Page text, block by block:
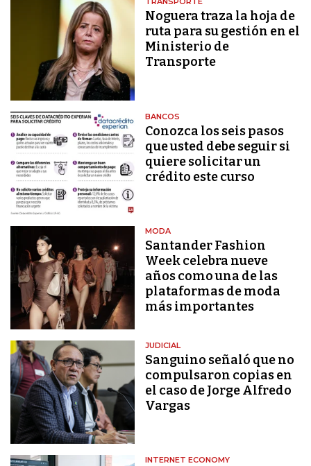
Noguera traza la hoja de
ruta para su gestión en el
Ministerio de
Transporte
BANCOS
Conozca los seis pasos
que usted debe seguir si
quiere solicitar un
crédito este curso
MODA
Santander Fashion
Week celebra nueve
años como una de las
plataformas de moda
más importantes
JUDICIAL
Sanguino señaló que no
compulsaron copias en
el caso de Jorge Alfredo
Vargas
INTERNET ECONOMY